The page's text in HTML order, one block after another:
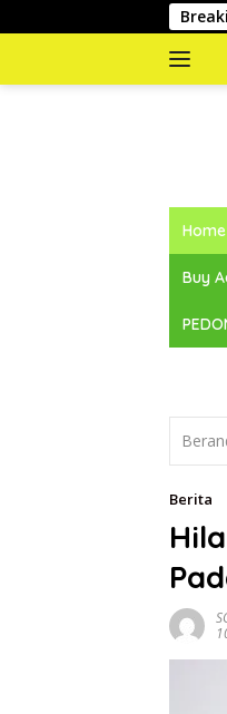
ke
Kukuhkan REDKAR,
dan
Home
Buy
Berita